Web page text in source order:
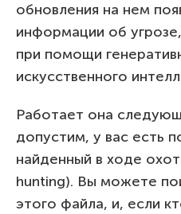
обновления на нем
информации об
при помощи
искусственного
Работает она
допустим, у вас есть
найденный в ходе
hunting). Вы можете
этого файла, и, если